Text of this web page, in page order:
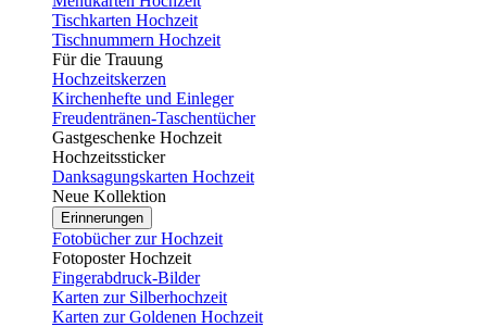
Tischkarten Hochzeit
Tischnummern Hochzeit
Für die Trauung
Hochzeitskerzen
Kirchenhefte und Einleger
Freudentränen-Taschentücher
Gastgeschenke Hochzeit
Hochzeitssticker
Danksagungskarten Hochzeit
Neue Kollektion
Erinnerungen
Fotobücher zur Hochzeit
Fotoposter Hochzeit
Fingerabdruck-Bilder
Karten zur Silberhochzeit
Karten zur Goldenen Hochzeit